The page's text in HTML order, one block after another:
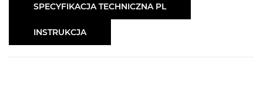
SPECYFIKACJA TECHNICZNA PL
INSTRUKCJA